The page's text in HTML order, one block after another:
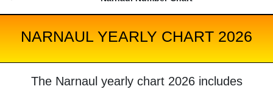
NARNAUL YEARLY CHART 2026
The Narnaul yearly chart 2026 includes